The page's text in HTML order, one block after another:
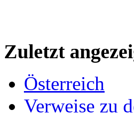
Zuletzt
Österreich
Verweise zu